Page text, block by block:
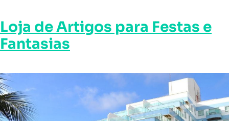
Loja de Artigos para Festas e
Fantasias